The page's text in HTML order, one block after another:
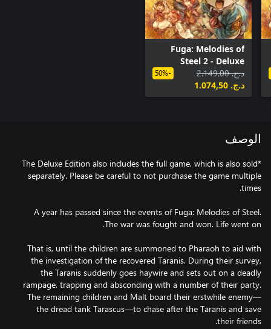
Fuga: Melodies of
Steel 2 - Deluxe
Edition Upgrade Pack
د.ج.‏ 2.149,00
د.ج.‏ 1.074,50
-50%
الوصف
*The Deluxe Edition also includes the full game, which is also sold
separately. Please be careful to not purchase the game multiple
A year has passed since the events of Fuga: Melodies of Steel.
That is, until the children are summoned to Pharaoh to aid with
the investigation of the recovered Taranis. During their survey,
the Taranis suddenly goes haywire and sets out on a deadly
rampage, trapping and absconding with a number of their party.
The remaining children and Malt board their erstwhile enemy—
the dread tank Tarascus—to chase after the Taranis and save